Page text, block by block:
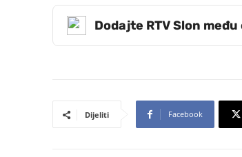
Dodajte RTV Slon
Dijeliti Facebook